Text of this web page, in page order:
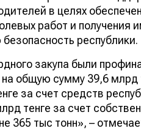
в целях
работ и получения
республики.
закупа были
общую сумму 39,6 млрд
за счет средств
тенге за счет
365 тыс тонн», –